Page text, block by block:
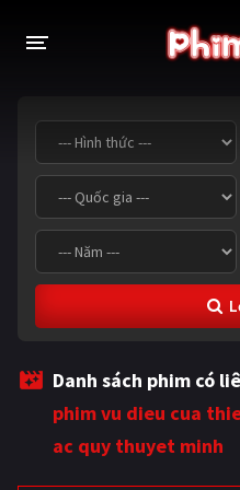
THỂ LOẠI
Thần thoại - Cổ trang
Tâm lý
Võ thuật - Kiếm hiệp
Viễn tưởng
Hoạt hình
Tình cảm - Lãng mạn
Danh sách phim có
phim vu dieu cua
ac quy thuyet minh